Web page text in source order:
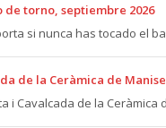
de torno, septiembre 2026
si nunca has tocado el
de la Ceràmica de
i Cavalcada de la Ceràmica